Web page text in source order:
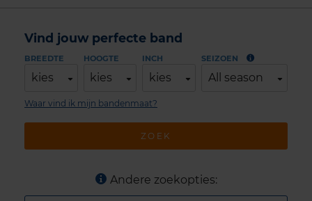
Vind jouw perfecte band
BREEDTE
kies
HOOGTE
kies
INCH
kies
SEIZOEN
All season
ZOEK
Waar vind ik mijn bandenmaat?
Andere zoekopties: